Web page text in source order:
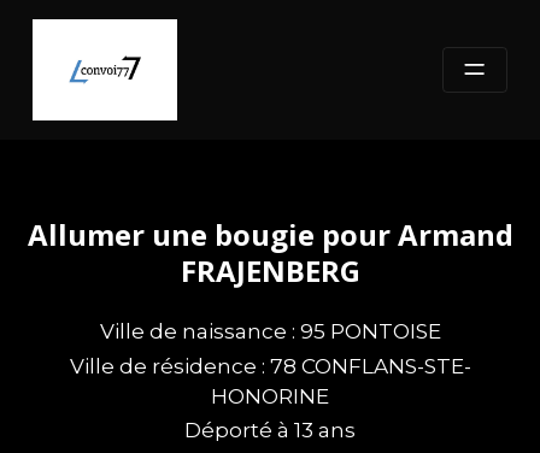
content
Allumer une bougie pour Armand
FRAJENBERG
Ville de naissance : 95 PONTOISE
Ville de résidence : 78 CONFLANS-STE-
HONORINE
Déporté à 13 ans